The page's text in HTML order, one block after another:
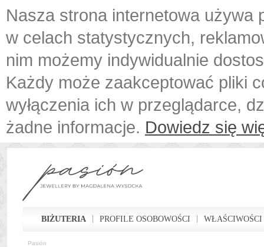
Nasza strona internetowa używa
w celach statystycznych,
nim możemy indywidualnie
Każdy może zaakceptować pliki
wyłączenia ich w przeglądarce,
żadne informacje. Dowiedz się
BIŻUTERIA PROFILE OSOBOWOŚCI
Pasión